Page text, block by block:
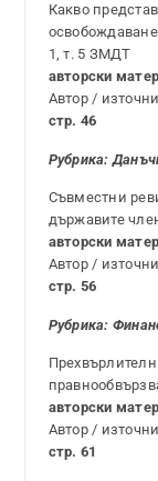
Какво
1, т. 5 ЗМДТ
авторски
Автор /
стр. 46
Рубрика: Данъ
Съвместни
държавите
авторски
Автор /
стр. 56
Рубрика:
авторски
Автор /
стр. 61